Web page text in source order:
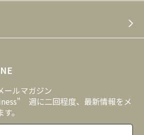
ーレイ
引法
ーポリシー
リシー
ライブラリー
ールマガジン
週に二回程度、最新情報をメ
。